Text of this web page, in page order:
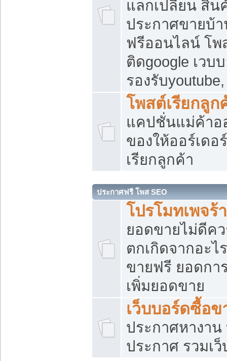
แลกเปลี่ยน สิน
ประกาศขายบ้
ฟรีออนไลน์ โพ
ติดgoogle เวบ
รองรับ
โพสต์เรียกลูก
แคปชั่นแม่ค้าอ
ของให้ออร์เดอ
เรียกลูกค้า
ประกาศฟรี โพส SEO
โปรโมทเพจร้
ยอดขายไม่ดีค
ตกเกิดจากอะไ
ขายฟรี ยอดกา
เพิ่มยอดขาย
เว็บบอร์ดซื้อข
ประกาศหางาน
ประกาศ รวมเ